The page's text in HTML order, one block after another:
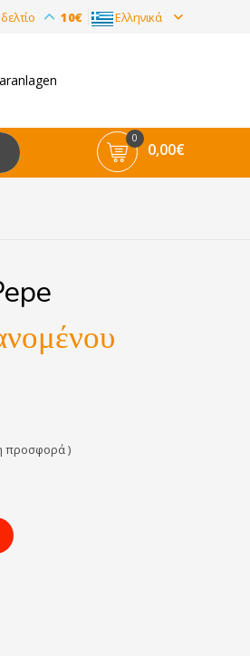
10€ Ελληνικά
0
0,00€
προσφορά )